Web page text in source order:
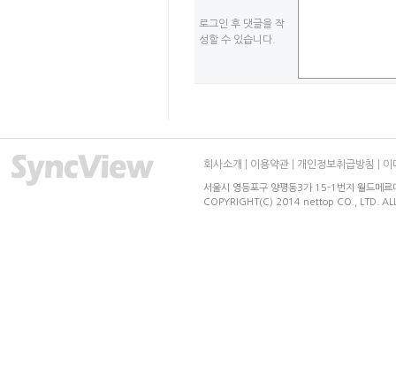
로그인 후 댓글을 작
성할 수 있습니다.
회사소개 이용약관 개인정보취급방침 이
서울시 영등포구 양평동3가 15-1번지 월드메
COPYRIGHT(C) 2014 nettop CO., LTD. ALL